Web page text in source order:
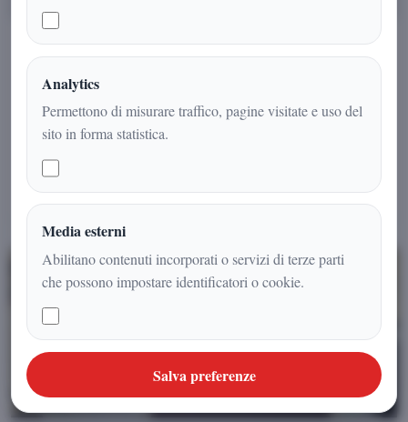
14 nov 2025 Redazione
L'UNIVERSITA’ POPOLARE NIKOLA TESLA
NOMINA ARNALDO GADOLA PRESIDENTE E
DIRETTORE DEI DIPARTIMENTI DI SCIENZE
GIURIDICHE, ECONOMICHE, SCIENZE
POLITICHE, PSICOLOGIA, SCIENZE UMANE,
FILOSOFIA E PEDAGOGIA
Avellino — Su proposta del Presidente e co-fondatore Antonio
Tesla ha istituito il Polo di Scienze Umane e Sociali, articolato nei
Dipartimenti di Scienze Giuridiche ed Economiche, Scienze
LEGGI TUTTO
POLITICA
Analytics
Permettono di misurare traffico, pagine visitate e uso del
sito in forma statistica.
Media esterni
Abilitano contenuti incorporati o servizi di terze parti
che possono impostare identificatori o cookie.
Salva preferenze